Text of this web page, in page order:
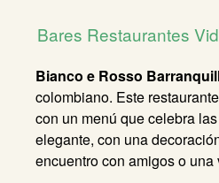
Bares Restaurantes
Bianco e Rosso
colombiano. Este
con un menú que celebra
elegante, con una
encuentro con amigos o